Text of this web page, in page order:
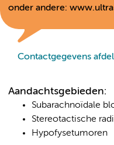
onder andere:
Contactgegevens
Aandachtsgebieden:
Subarachnoïdale
Stereotactische
Hypofysetumoren